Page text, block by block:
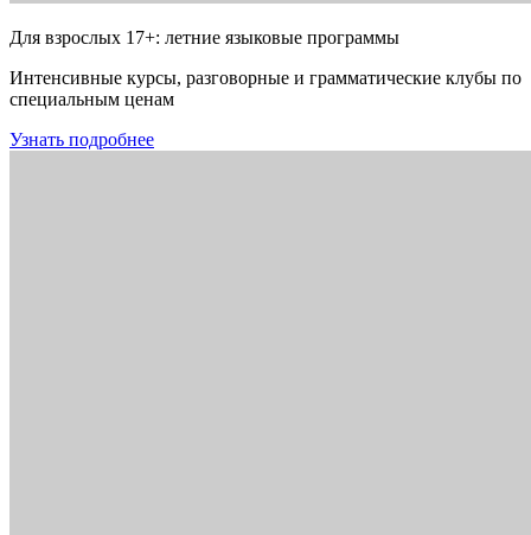
Для взрослых 17+: летние языковые программы
Интенсивные курсы, разговорные и грамматические клубы по
специальным ценам
Узнать подробнее